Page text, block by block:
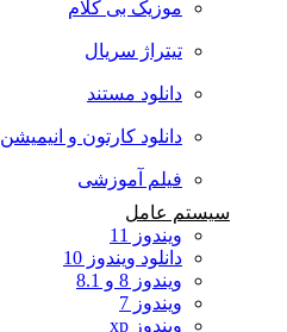
موزیک بی کلام
تیتراژ سریال
دانلود مستند
دانلود کارتون و انیمیشن
فیلم آموزشی
سیستم عامل
ویندوز 11
دانلود ویندوز 10
ویندوز 8 و 8.1
ویندوز 7
ویندوز xp